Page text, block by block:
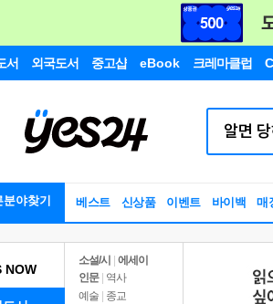
서 외국도서 중고샵 eBook 크레마클럽
분야찾기 베스트 신상품 이벤트 바이백 매
NOW
소설/시
에세이
인문
역사
예술 | 종교